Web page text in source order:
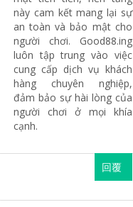
này cam kết mang lại sự
an toàn và bảo mật cho
người chơi. Good88.ing
luôn tập trung vào việc
cung cấp dịch vụ khách
hàng chuyên nghiệp,
đảm bảo sự hài lòng của
người chơi ở mọi khía
cạnh.
回覆